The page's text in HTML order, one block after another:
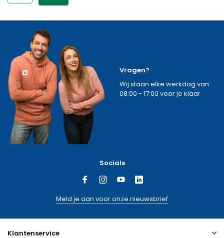
Vragen?
Wij staan elke werkdag van
08:00 - 17:00 voor je klaar.
Socials
Meld je aan voor onze nieuwsbrief
Klantenservice